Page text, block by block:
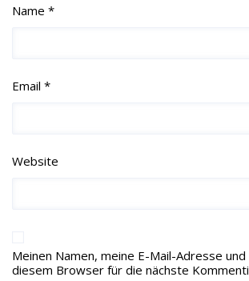
Name *
Email *
Website
Meinen Namen, meine E-Mail-Adresse
diesem Browser für die nächste